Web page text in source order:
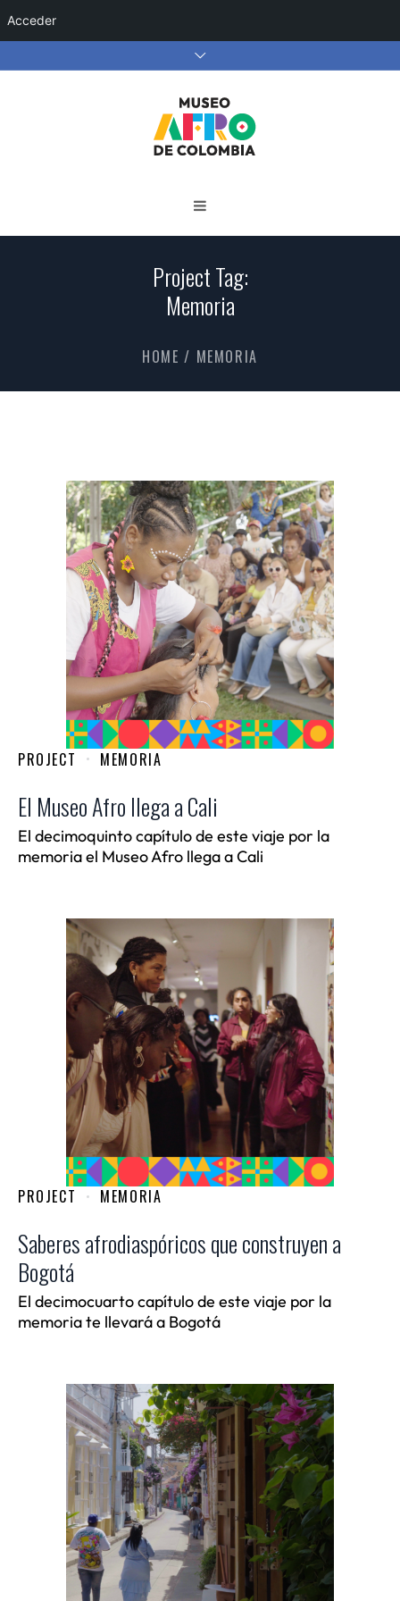
Acceder
Project Tag:
Memoria
HOME / MEMORIA
PROJECT MEMORIA
El Museo Afro llega a Cali
El decimoquinto capítulo de este viaje por la
memoria el Museo Afro llega a Cali
PROJECT MEMORIA
Saberes afrodiaspóricos que construyen a
Bogotá
El decimocuarto capítulo de este viaje por la
memoria te llevará a Bogotá